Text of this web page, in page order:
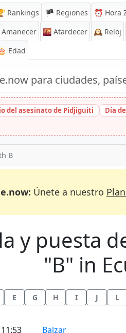
Rankings 🏴 Regiones ⏰ Hora
Amanecer 🌇 Atardecer 🕰️ Reloj
Edad
del asesinato de Pidjiguiti Día
B
Únete a nuestro
y puesta
"B" in
E G H I J L
11:53 Horas de salida y
Balzar